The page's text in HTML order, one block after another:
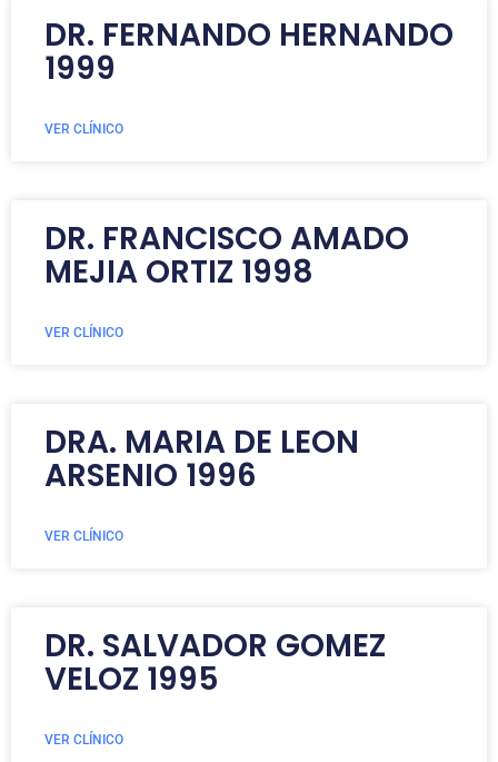
DR. FERNANDO HERNANDO
1999
VER CLÍNICO
DR. FRANCISCO AMADO
MEJIA ORTIZ 1998
VER CLÍNICO
DRA. MARIA DE LEON
ARSENIO 1996
VER CLÍNICO
DR. SALVADOR GOMEZ
VELOZ 1995
VER CLÍNICO